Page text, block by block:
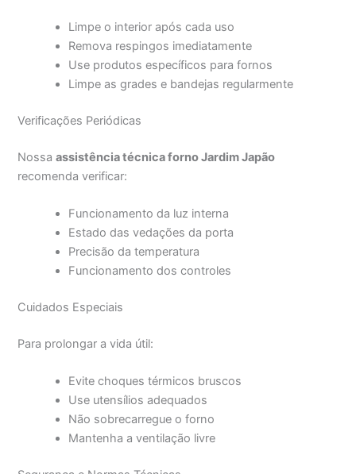
Limpe o interior após cada uso
Remova respingos imediatamente
Use produtos específicos para fornos
Limpe as grades e bandejas regularmente
Verificações Periódicas
Nossaassistência técnica forno Jardim Japão
recomenda verificar:
Funcionamento da luz interna
Estado das vedações da porta
Precisão da temperatura
Funcionamento dos controles
Cuidados Especiais
Para prolongar a vida útil:
Evite choques térmicos bruscos
Use utensílios adequados
Não sobrecarregue o forno
Mantenha a ventilação livre